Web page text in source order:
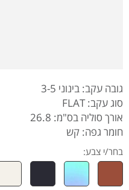
גובה עקב: בינוני 3-5
סוג עקב: FLAT
אורך סוליה בס"מ: 26.8
חומר גפה: קש
בחר/י צבע: